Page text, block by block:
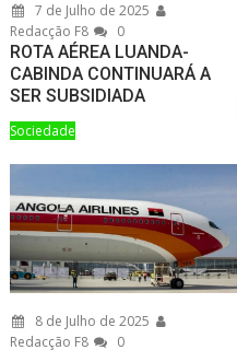
7 de Julho de 2025
Redacção F8
0
ROTA AÉREA LUANDA-
CABINDA CONTINUARÁ A
SER SUBSIDIADA
Sociedade
8 de Julho de 2025
Redacção F8
0